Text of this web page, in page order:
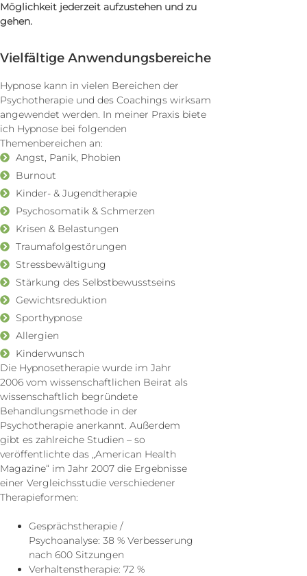
Möglichkeit jederzeit aufzustehen und zu
gehen.
Vielfältige Anwendungsbereiche
Hypnose kann in vielen Bereichen der
Psychotherapie und des Coachings wirksam
angewendet werden. In meiner Praxis biete
ich Hypnose bei folgenden
Themenbereichen an:
Angst, Panik, Phobien
Burnout
Kinder- & Jugendtherapie
Psychosomatik & Schmerzen
Krisen & Belastungen
Traumafolgestörungen
Stressbewältigung
Stärkung des Selbstbewusstseins
Gewichtsreduktion
Sporthypnose
Allergien
Kinderwunsch
Die Hypnosetherapie wurde im Jahr
2006 vom wissenschaftlichen Beirat als
wissenschaftlich begründete
Behandlungsmethode in der
Psychotherapie anerkannt. Außerdem
gibt es zahlreiche Studien – so
veröffentlichte das „American Health
Magazine“ im Jahr 2007 die Ergebnisse
einer Vergleichsstudie verschiedener
Therapieformen:
Gesprächstherapie /
Psychoanalyse: 38 % Verbesserung
nach 600 Sitzungen
Verhaltenstherapie: 72 %